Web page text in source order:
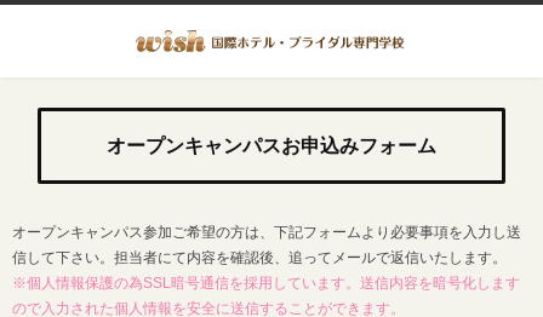
オープンキャンパスお申込みフォーム
オープンキャンパス参加ご希望の方は、下記フォームより必要事項を入力し送
信して下さい。担当者にて内容を確認後、追ってメールで返信いたします。
※個人情報保護の為SSL暗号通信を採用しています。送信内容を暗号化します
ので入力された個人情報を安全に送信することができます。